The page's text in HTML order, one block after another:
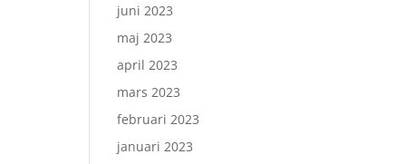
juni 2023
maj 2023
april 2023
mars 2023
februari 2023
januari 2023